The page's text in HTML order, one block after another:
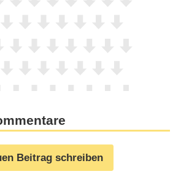
Beitrag schreiben